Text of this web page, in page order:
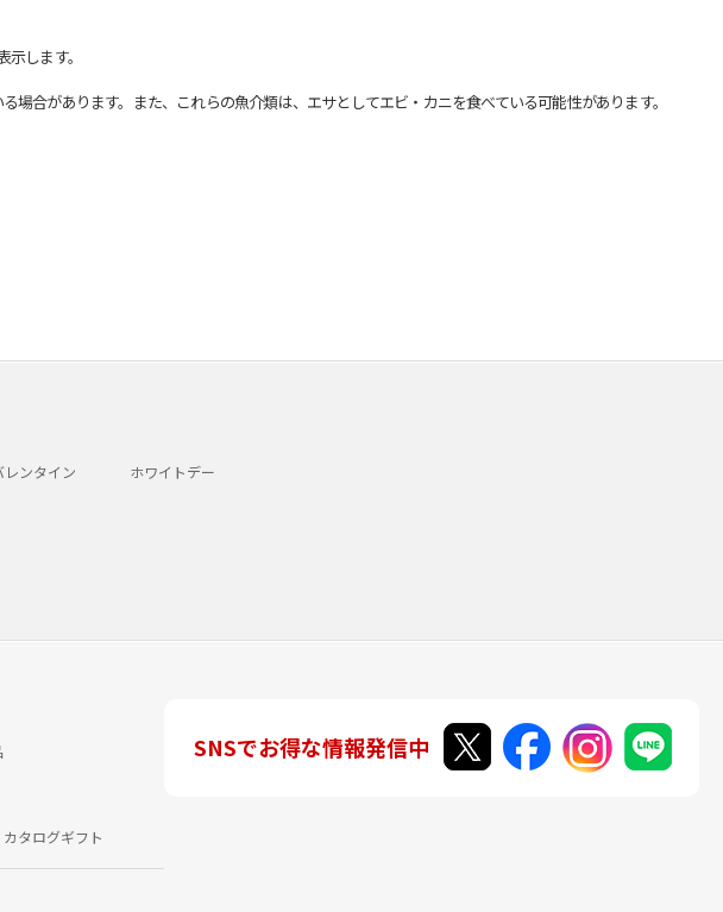
します。
合があります。また、これらの魚介類は、エサとしてエビ・カニを食べている可能性があります。
レンタイン ホワイトデー
タログギフト
SNSでお得な情報発信中